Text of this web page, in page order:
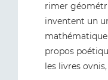
rimer
inventent un
propos
les livres